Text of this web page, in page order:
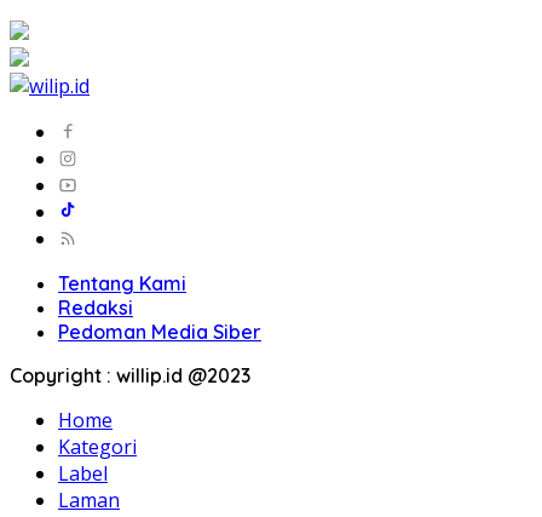
Tentang Kami
Redaksi
Pedoman Media Siber
Copyright : willip.id @2023
Home
Kategori
Label
Laman